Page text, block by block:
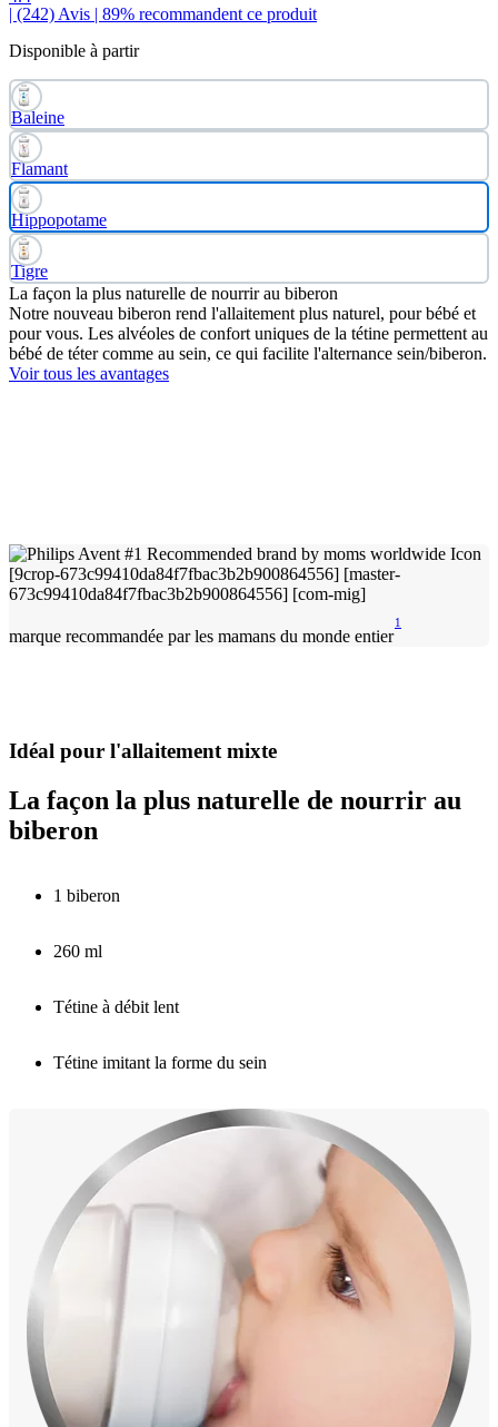
| (242) Avis | 89% recommandent ce produit
Disponible à partir
Baleine
Flamant
Hippopotame
Tigre
La façon la plus naturelle de nourrir au biberon
Notre nouveau biberon rend l'allaitement plus naturel, pour bébé et
pour vous. Les alvéoles de confort uniques de la tétine permettent au
bébé de téter comme au sein, ce qui facilite l'alternance sein/biberon.
Voir tous les avantages
marque recommandée par les mamans du monde entier
1
Idéal pour l'allaitement mixte
La façon la plus naturelle de nourrir au
biberon
1 biberon
260 ml
Tétine à débit lent
Tétine imitant la forme du sein